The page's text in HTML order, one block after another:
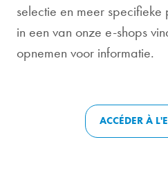
selectie en meer specifieke
in een van onze e-shops
opnemen voor informatie.
ACCÉDER À